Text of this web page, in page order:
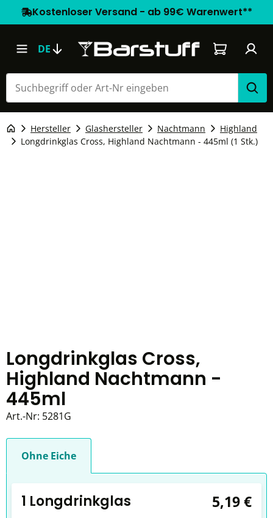
Kostenloser Versand - ab 99€ Warenwert**
DE Warenkorb
Hersteller Glashersteller Nachtmann
Highland
Longdrinkglas Cross, Highland Nachtmann - 445ml (1 Stk.)
Longdrinkglas Cross,
Highland Nachtmann -
445ml
Art.-Nr: 5281G
Ohne Eiche
1 Longdrinkglas 5,19 €